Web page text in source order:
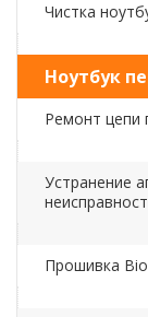
Чистка
Ноутбук
Ремонт цепи
Устранение
Прошивка